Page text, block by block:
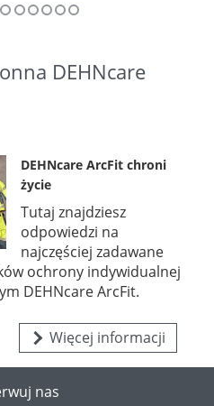
DEHNcare
DEHNcare ArcFit chroni
życie
Tutaj znajdziesz
odpowiedzi na
najczęściej zadawane
ochrony indywidualnej
DEHNcare ArcFit.
Więcej informacji
nas